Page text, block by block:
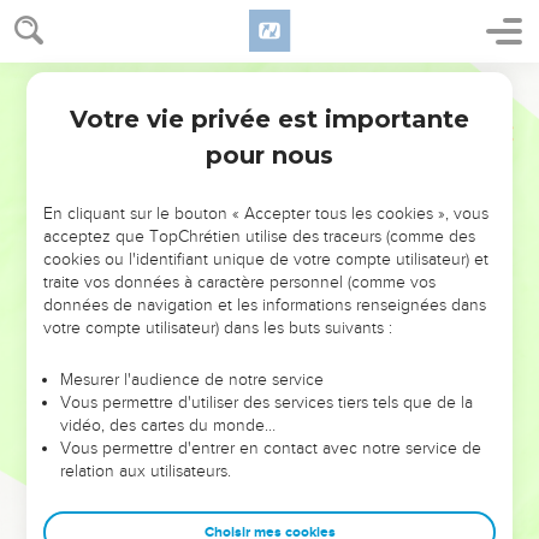
NE MANQUEZ PAS L’ÉVÉNEMENT
DE L’ANNÉE !
ET SI LEURS ERREURS POUVAIENT VOUS ÉVITER LES
VOTRES ?
leur foi ou leur vision. Mais on voit moins les doutes, les erreurs
et les saisons difficiles qu'ils ont traversés, alors même que ce
sont elles qui les ont façonnés.
Dans cette conférence, leaders, entrepreneurs, et responsables
clés pour avancer avec plus de sagesse afin que leurs erreurs
Votre vie privée est importante
pour nous
En cliquant sur le bouton « Accepter tous les cookies », vous
acceptez que TopChrétien utilise des traceurs (comme des
cookies ou l'identifiant unique de votre compte utilisateur) et
traite vos données à caractère personnel (comme vos
données de navigation et les informations renseignées dans
votre compte utilisateur) dans les buts suivants :
Mesurer l'audience de notre service
Vous permettre d'utiliser des services tiers tels que de la
vidéo, des cartes du monde…
Vous permettre d'entrer en contact avec notre service de
relation aux utilisateurs.
Choisir mes cookies